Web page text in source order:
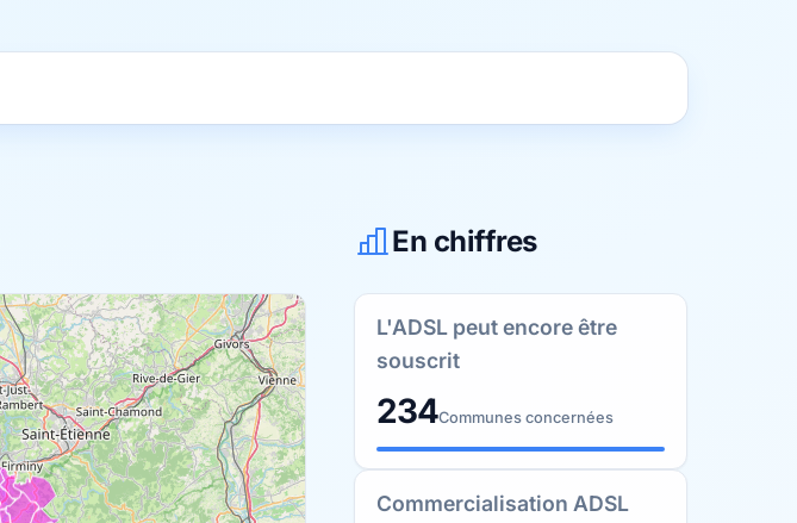
En chiffres
L'ADSL peut encore être
souscrit
234Communes concernées
Commercialisation ADSL